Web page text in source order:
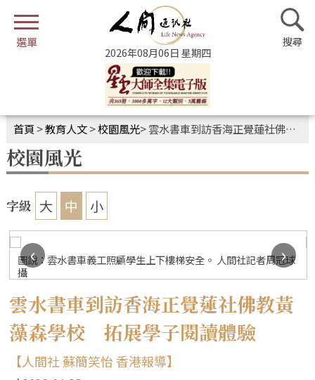
2026年08月06日 星期四
首頁 >教育人文>校園風光>雲水書車到訪香海正覺蓮社佛教黃藻森學校 拓展學子閱讀體驗
校園風光
字級 大 中 小
球
圖說：雲水書車應學校邀請，停泊於校門前，以防下雨，方便學
‹
›
雲水書車到訪香海正覺蓮社佛教黃
藻森學校 拓展學子閱讀體驗
【人間社 蘇簡笑怡 香港報導】